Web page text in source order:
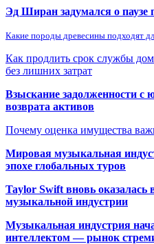
Эд Ширан задумался о паузе
Какие породы древесины подходят
Как продлить срок службы
без лишних затрат
Взыскание задолженности с
возврата активов
Почему оценка имущества
Мировая музыкальная
эпохе глобальных туров
Taylor Swift вновь
музыкальной индустрии
Музыкальная индустрия
интеллектом — рынок